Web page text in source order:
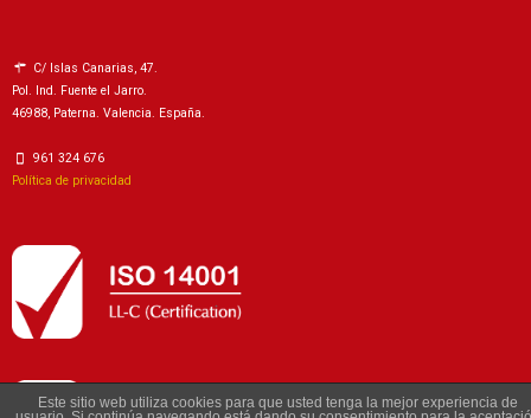
C/ Islas Canarias, 47.
Pol. Ind. Fuente el Jarro.
46988, Paterna. Valencia. España.
961 324 676
Política de privacidad
Este sitio web utiliza cookies para que usted tenga la mejor experiencia de